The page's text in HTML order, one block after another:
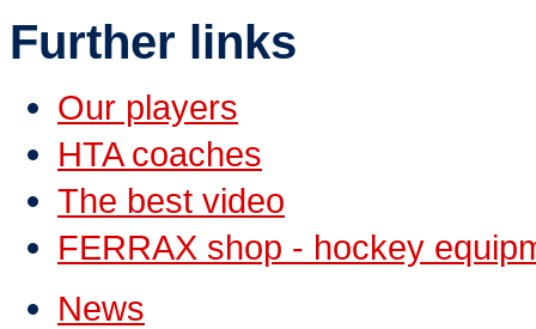
Further links
Our players
HTA coaches
The best video
FERRAX shop - hockey
News